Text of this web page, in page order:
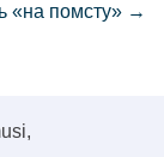
«на помсту» →